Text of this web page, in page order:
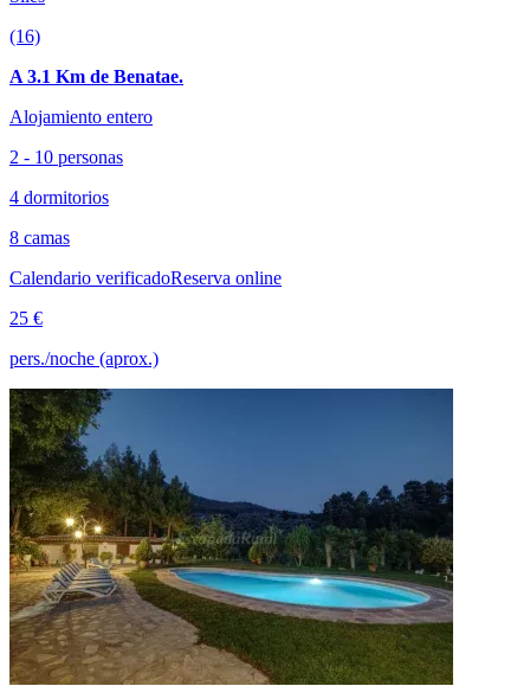
(16)
A 3.1 Km de Benatae.
Alojamiento entero
2 - 10 personas
4 dormitorios
8 camas
Calendario verificadoReserva online
25 €
pers./noche (aprox.)